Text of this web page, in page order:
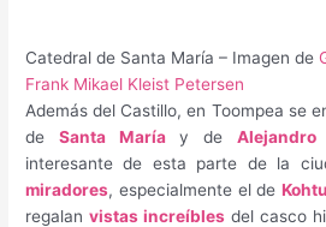
Catedral de Santa María – Imagen de
Frank Mikael Kleist Petersen
Además del Castillo, en Toompea se
de Santa Maríay de Alejandro
interesante de esta parte de la
miradores, especialmente el deKohtu
regalanvistas increíbles del casco